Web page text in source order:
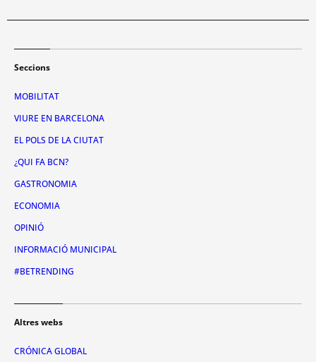
Seccions
MOBILITAT
VIURE EN BARCELONA
EL POLS DE LA CIUTAT
¿QUI FA BCN?
GASTRONOMIA
ECONOMIA
OPINIÓ
INFORMACIÓ MUNICIPAL
#BETRENDING
Altres webs
CRÓNICA GLOBAL